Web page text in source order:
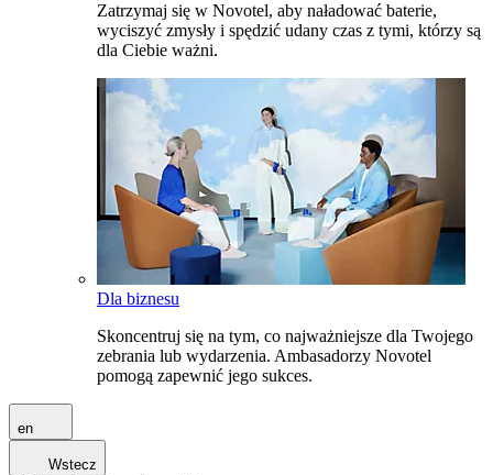
Zatrzymaj się w Novotel, aby naładować baterie,
wyciszyć zmysły i spędzić udany czas z tymi, którzy są
dla Ciebie ważni.
Dla biznesu
Skoncentruj się na tym, co najważniejsze dla Twojego
zebrania lub wydarzenia. Ambasadorzy Novotel
pomogą zapewnić jego sukces.
en
Wstecz